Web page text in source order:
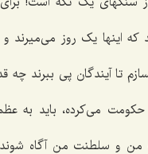
اینها یک روز می‌میرند
تا آیندگان پی ببرند چه
می‌کرده، باید به
و سلطنت من آگاه شوند،